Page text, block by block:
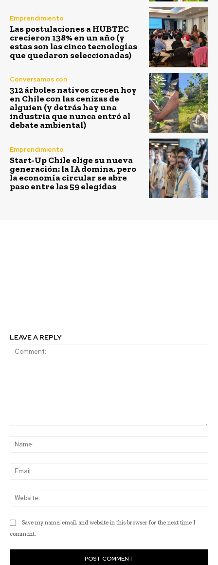
Emprendimiento
Las postulaciones a HUBTEC
crecieron 138% en un año (y
estas son las cinco tecnologías
que quedaron seleccionadas)
Conversamos con
312 árboles nativos crecen hoy
en Chile con las cenizas de
alguien (y detrás hay una
industria que nunca entró al
debate ambiental)
Emprendimiento
Start-Up Chile elige su nueva
generación: la IA domina, pero
la economía circular se abre
paso entre las 59 elegidas
LEAVE A REPLY
Save my name, email, and website in this browser for the next time I
comment.